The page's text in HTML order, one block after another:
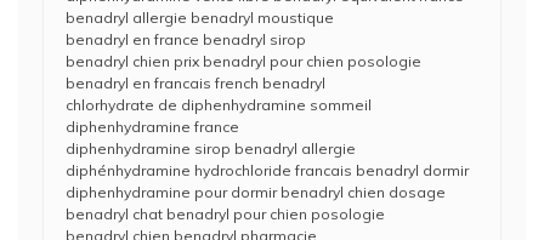
benadryl allergie benadryl moustique
benadryl en france benadryl sirop
benadryl chien prix benadryl pour chien posologie
benadryl en francais french benadryl
chlorhydrate de diphenhydramine sommeil
diphenhydramine france
diphenhydramine sirop benadryl allergie
diphénhydramine hydrochloride francais benadryl dormir
diphenhydramine pour dormir benadryl chien dosage
benadryl chat benadryl pour chien posologie
benadryl chien benadryl pharmacie